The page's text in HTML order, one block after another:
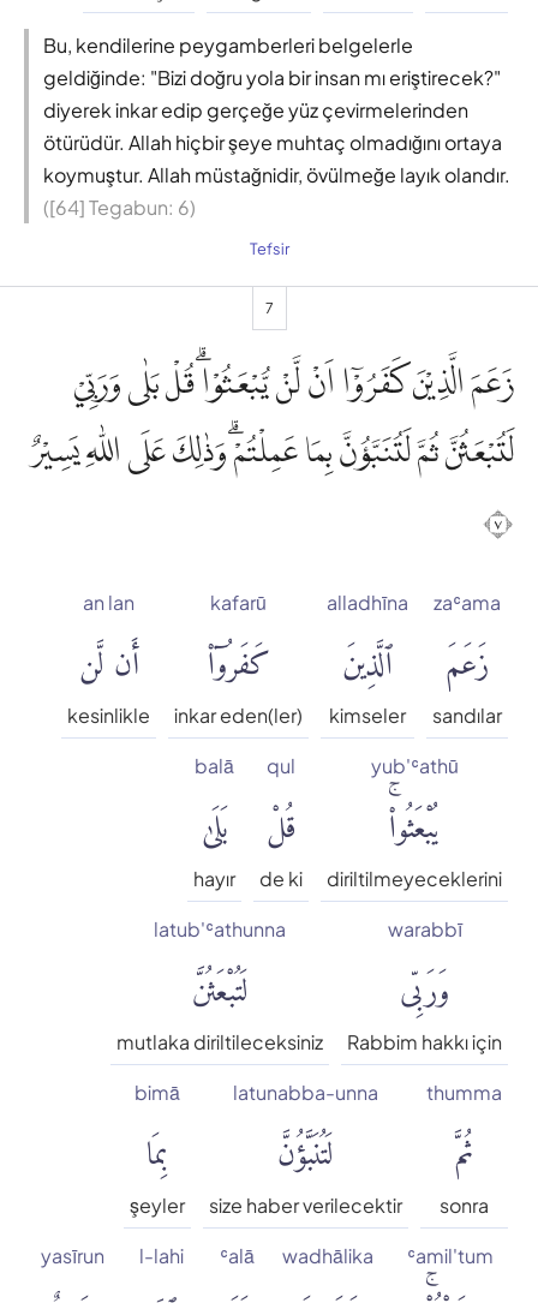
Bu, kendilerine peygamberleri belgelerle
geldiğinde: "Bizi doğru yola bir insan mı eriştirecek?"
diyerek inkar edip gerçeğe yüz çevirmelerinden
ötürüdür. Allah hiçbir şeye muhtaç olmadığını ortaya
koymuştur. Allah müstağnidir, övülmeğe layık olandır.
([64] Tegabun: 6)
Tefsir
7
زَعَمَ الَّذِيْنَ كَفَرُوْٓا اَنْ لَّنْ يُّبْعَثُوْاۗ قُلْ بَلٰى وَرَبِّيْ
لَتُبْعَثُنَّ ثُمَّ لَتُنَبَّؤُنَّ بِمَا عَمِلْتُمْۗ وَذٰلِكَ عَلَى اللّٰهِ يَسِيْرٌ
٧
zaʿama
زَعَمَ
sandılar
alladhīna
ٱلَّذِينَ
kimseler
kafarū
كَفَرُوٓا۟
inkar eden(ler)
an lan
أَن لَّن
kesinlikle
yub'ʿathū
يُبْعَثُوا۟ۚ
diriltilmeyeceklerini
qul
قُلْ
de ki
balā
بَلَىٰ
hayır
warabbī
وَرَبِّى
Rabbim hakkı için
latub'ʿathunna
لَتُبْعَثُنَّ
mutlaka diriltileceksiniz
thumma
ثُمَّ
sonra
latunabba-unna
لَتُنَبَّؤُنَّ
size haber verilecektir
bimā
بِمَا
şeyler
ʿamil'tum
wadhālika
ʿalā
l-lahi
yasīrun